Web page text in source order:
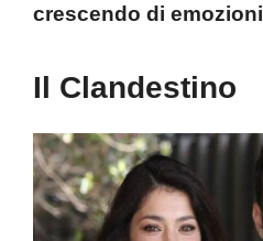
crescendo di emozioni
Il Clandestino